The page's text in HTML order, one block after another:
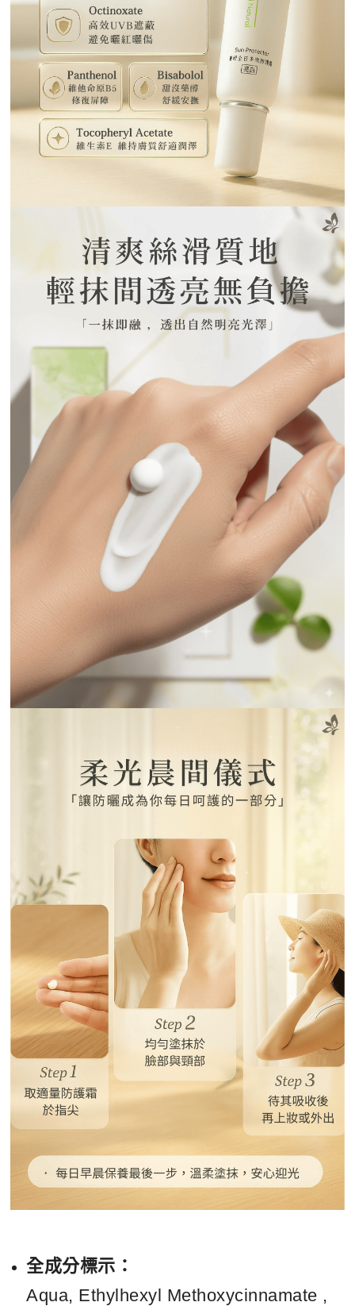
全成分標示：
Aqua, Ethylhexyl Methoxycinnamate ,